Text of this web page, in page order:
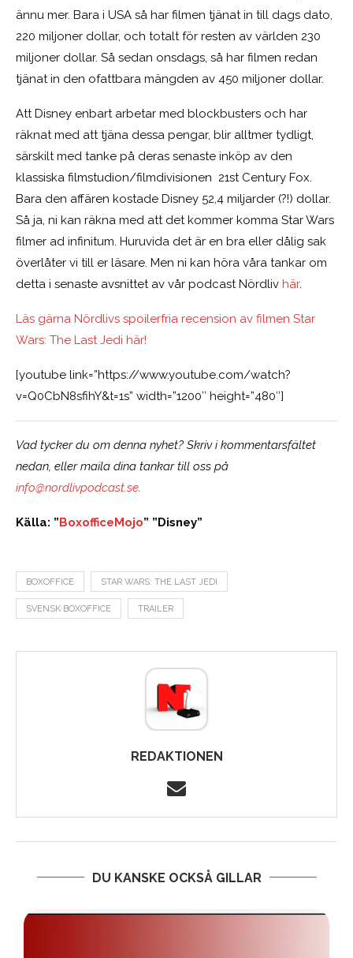
ännu mer. Bara i USA så har filmen tjänat in till dags dato,
220 miljoner dollar, och totalt för resten av världen 230
miljoner dollar. Så sedan onsdags, så har filmen redan
tjänat in den ofattbara mängden av 450 miljoner dollar.
Att Disney enbart arbetar med blockbusters och har
räknat med att tjäna dessa pengar, blir alltmer tydligt,
särskilt med tanke på deras senaste inköp av den
klassiska filmstudion/filmdivisionen 21st Century Fox.
Bara den affären kostade Disney 52,4 miljarder (?!) dollar.
Så ja, ni kan räkna med att det kommer komma Star Wars
filmer ad infinitum. Huruvida det är en bra eller dålig sak
överlåter vi till er läsare. Men ni kan höra våra tankar om
detta i senaste avsnittet av vår podcast Nördliv här.
Läs gärna Nördlivs spoilerfria recension av filmen Star
Wars: The Last Jedi här!
[youtube link=”https://www.youtube.com/watch?
v=Q0CbN8sfihY&t=1s” width=”1200″ height=”480″]
Vad tycker du om denna nyhet? Skriv i kommentarsfältet
nedan, eller maila dina tankar till oss på
info@nordlivpodcast.se.
Källa: ”BoxofficeMojo” ”Disney”
BOXOFFICE STAR WARS: THE LAST JEDI
SVENSK BOXOFFICE TRAILER
REDAKTIONEN
DU KANSKE OCKSÅ GILLAR